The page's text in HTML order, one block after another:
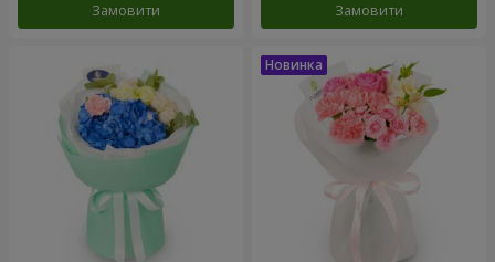
Замовити Замовити